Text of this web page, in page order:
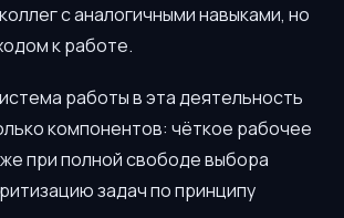
с аналогичными навыками, но
к работе.
работы в эта деятельность
компонентов: чёткое рабочее
при полной свободе выбора
задач по принципу